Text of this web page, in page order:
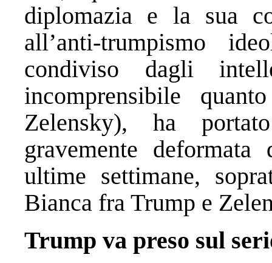
diplomazia e la sua
all’anti-trumpismo
condiviso dagli
incomprensibile
Zelensky), ha
gravemente
ultime settimane,
Bianca fra Trump e
Trump va preso sul